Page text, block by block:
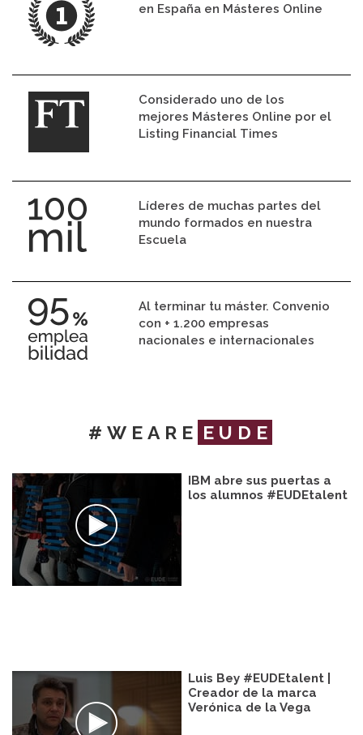
en España en Másteres Online
Considerado uno de los
mejores Másteres Online por el
Listing Financial Times
Líderes de muchas partes del
mundo formados en nuestra
Escuela
Al terminar tu máster. Convenio
con + 1.200 empresas
nacionales e internacionales
#WEARE EUDE
IBM abre sus puertas a
los alumnos #EUDEtalent
Luis Bey #EUDEtalent |
Creador de la marca
Verónica de la Vega